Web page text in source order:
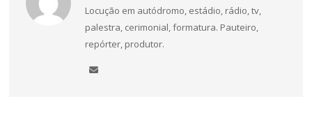
Locução em autódromo, estádio, rádio, tv,
palestra, cerimonial, formatura. Pauteiro,
repórter, produtor.